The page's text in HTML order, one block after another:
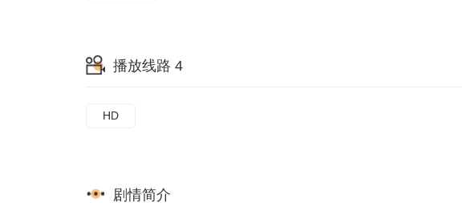
播放线路 4
HD
剧情简介